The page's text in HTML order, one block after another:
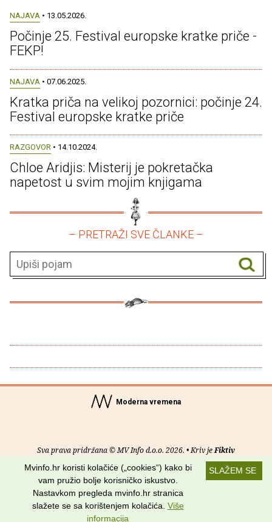
NAJAVA • 13.05.2026.
Počinje 25. Festival europske kratke priče -
FEKP!
NAJAVA • 07.06.2025.
Kratka priča na velikoj pozornici: počinje 24.
Festival europske kratke priče
RAZGOVOR • 14.10.2024.
Chloe Aridjis: Misterij je pokretačka
napetost u svim mojim knjigama
– PRETRAŽI SVE ČLANKE –
Moderna vremena
Sva prava pridržana © MV Info d.o.o. 2026. • Kriv jeFiktiv
Uvjeti korištenja RSS kanali
Potraži nas na:
SLAŽEM SE
Mvinfo.hr koristi kolačiće („cookies“) kako bi
vam pružio bolje korisničko iskustvo.
Nastavkom pregleda mvinfo.hr stranica
slažete se sa korištenjem kolačića. Više
informacija